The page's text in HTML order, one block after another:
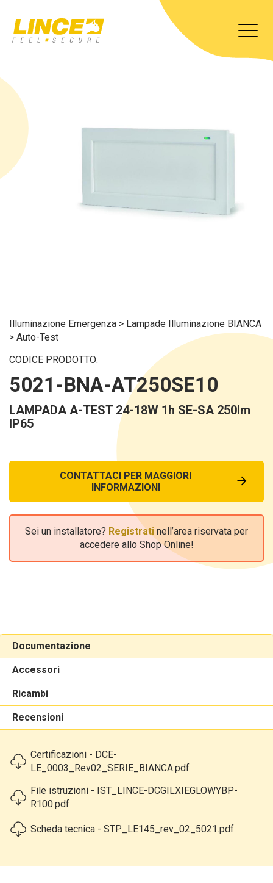
Illuminazione Emergenza > Lampade Illuminazione BIANCA
> Auto-Test
CODICE PRODOTTO:
5021-BNA-AT250SE10
LAMPADA A-TEST 24-18W 1h SE-SA 250lm
IP65
CONTATTACI PER MAGGIORI
INFORMAZIONI
Sei un installatore? Registrati nell’area riservata per
accedere allo Shop Online!
Documentazione
Accessori
Ricambi
Recensioni
Certificazioni - DCE-
LE_0003_Rev02_SERIE_BIANCA.pdf
File istruzioni - IST_LINCE-DCGILXIEGLOWYBP-
R100.pdf
Scheda tecnica - STP_LE145_rev_02_5021.pdf